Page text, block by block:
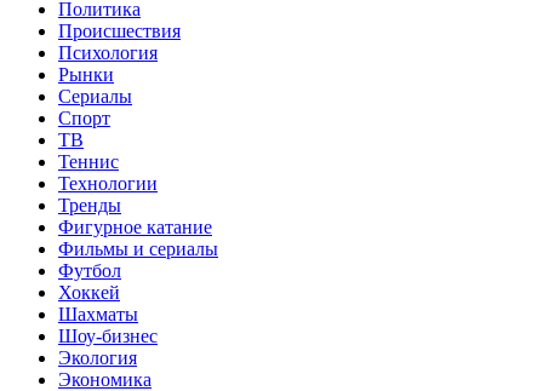
Политика
Происшествия
Психология
Рынки
Сериалы
Спорт
ТВ
Теннис
Технологии
Тренды
Фигурное катание
Фильмы и сериалы
Футбол
Хоккей
Шахматы
Шоу-бизнес
Экология
Экономика